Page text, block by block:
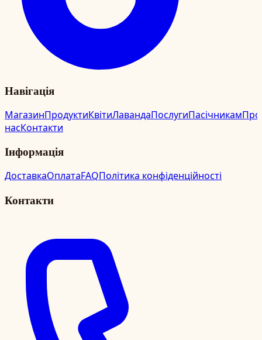
Навігація
МагазинПродуктиКвітиЛавандаПослугиПасічникамПро
насКонтакти
Інформація
ДоставкаОплатаFAQПолітика конфіденційності
Контакти